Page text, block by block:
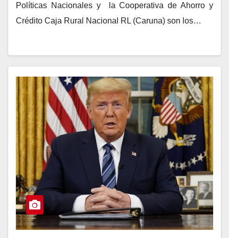
Políticas Nacionales y la Cooperativa de Ahorro y
Crédito Caja Rural Nacional RL (Caruna) son los…